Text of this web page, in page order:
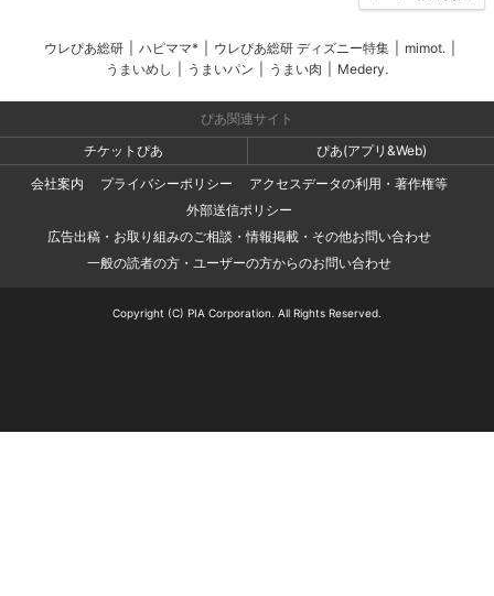
ウレぴあ総研 ハピママ* ウレぴあ総研 ディズニー特集 mimot.
うまいめし
うまいパン うまい肉 Medery.
ぴあ関連サイト
チケットぴあ
ぴあ(アプリ&Web)
会社案内
プライバシーポリシー
アクセスデータの利用・著作権等
外部送信ポリシー
広告出稿・お取り組みのご相談・情報掲載・その他お問い合わせ
一般の読者の方・ユーザーの方からのお問い合わせ
Copyright (C) PIA Corporation. All Rights Reserved.